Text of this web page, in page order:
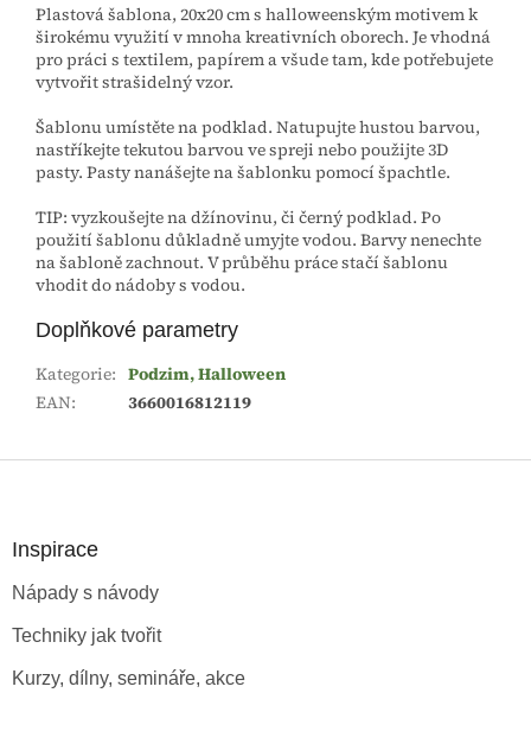
Plastová šablona, 20x20 cm s halloweenským motivem k
širokému využití v mnoha kreativních oborech. Je vhodná
pro práci s textilem, papírem a všude tam, kde potřebujete
vytvořit strašidelný vzor.
Šablonu umístěte na podklad. Natupujte hustou barvou,
nastříkejte tekutou barvou ve spreji nebo použijte 3D
pasty. Pasty nanášejte na šablonku pomocí špachtle.
TIP: vyzkoušejte na džínovinu, či černý podklad. Po
použití šablonu důkladně umyjte vodou. Barvy nenechte
na šabloně zachnout. V průběhu práce stačí šablonu
vhodit do nádoby s vodou.
Doplňkové parametry
Kategorie: Podzim, Halloween
EAN: 3660016812119
Inspirace
Nápady s návody
Techniky jak tvořit
Kurzy, dílny, semináře, akce